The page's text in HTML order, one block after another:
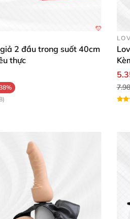
Dương Vật Giả 2 Đầu 12 Inch
Dương Vật Giả 2 Đầu 12 Inch
Dương Vật Giả 2 Đầu 12 Inch
Dương Vật Giả 2 Đầu 12 Inch
2 đầu trong suốt 40cm
thực